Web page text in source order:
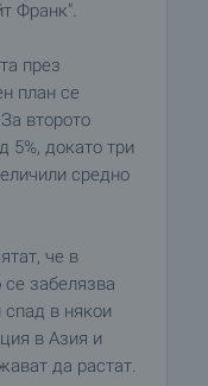
Франк".
през
план се
второто
5%, докато три
средно
че в
се забелязва
спад в някои
в Азия и
да растат.